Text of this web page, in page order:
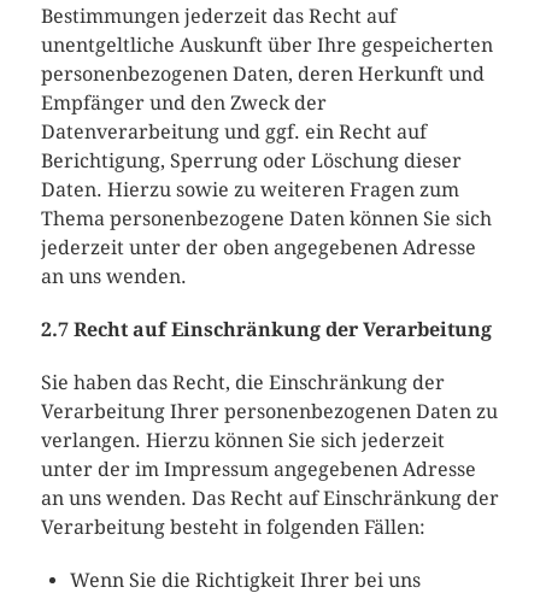
Bestimmungen jederzeit das Recht auf
unentgeltliche Auskunft über Ihre gespeicherten
personenbezogenen Daten, deren Herkunft und
Empfänger und den Zweck der
Datenverarbeitung und ggf. ein Recht auf
Berichtigung, Sperrung oder Löschung dieser
Daten. Hierzu sowie zu weiteren Fragen zum
Thema personenbezogene Daten können Sie sich
jederzeit unter der oben angegebenen Adresse
an uns wenden.
2.7 Recht auf Einschränkung der Verarbeitung
Sie haben das Recht, die Einschränkung der
Verarbeitung Ihrer personenbezogenen Daten zu
verlangen. Hierzu können Sie sich jederzeit
unter der im Impressum angegebenen Adresse
an uns wenden. Das Recht auf Einschränkung der
Verarbeitung besteht in folgenden Fällen:
Wenn Sie die Richtigkeit Ihrer bei uns